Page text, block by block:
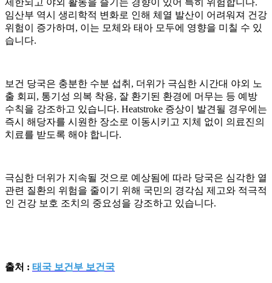
제한되고 야외 활동을 즐기는 경향이 있어 특히 위험합니다.
임산부 역시 생리학적 변화로 인해 체열 발산이 어려워져 건강
위험이 증가하며, 이는 모체와 태아 모두에 영향을 미칠 수 있
습니다.
보건 당국은 충분한 수분 섭취, 더위가 극심한 시간대 야외 노
출 회피, 통기성 의복 착용, 잘 환기된 환경에 머무는 등 예방
수칙을 강조하고 있습니다. Heatstroke 증상이 발견될 경우에는
즉시 해당자를 시원한 장소로 이동시키고 지체 없이 의료진의
치료를 받도록 해야 합니다.
극심한 더위가 지속될 것으로 예상됨에 따라 당국은 심각한 열
관련 질환의 위험을 줄이기 위해 국민의 경각심 제고와 적극적
인 건강 보호 조치의 중요성을 강조하고 있습니다.
출처 : 태국 보건부 보건국